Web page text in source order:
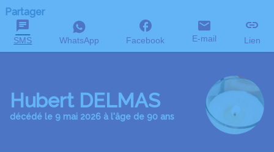
Partager
SMS WhatsApp Facebook E-mail Lien
Hubert DELMAS
décédé le 9 mai 2026 à l'âge de 90 ans